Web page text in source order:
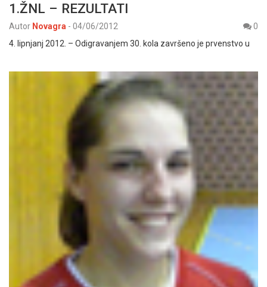
1.ŽNL – REZULTATI
Autor Novagra - 04/06/2012
0
4. lipnjanj 2012. – Odigravanjem 30. kola završeno je prvenstvo u